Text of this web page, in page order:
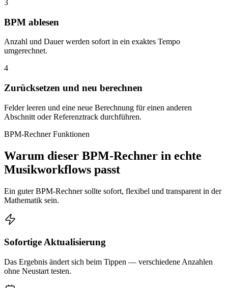
3
BPM ablesen
Anzahl und Dauer werden sofort in ein exaktes Tempo
umgerechnet.
4
Zurücksetzen und neu berechnen
Felder leeren und eine neue Berechnung für einen anderen
Abschnitt oder Referenztrack durchführen.
BPM-Rechner Funktionen
Warum dieser BPM-Rechner in echte
Musikworkflows passt
Ein guter BPM-Rechner sollte sofort, flexibel und transparent in der
Mathematik sein.
Sofortige Aktualisierung
Das Ergebnis ändert sich beim Tippen — verschiedene Anzahlen
ohne Neustart testen.